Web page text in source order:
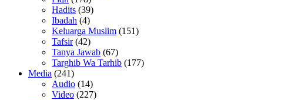
Hadits (39)
Ibadah (4)
Keluarga Muslim (151)
Tafsir(42)
Tanya Jawab (67)
Targhib Wa Tarhib (177)
Media (241)
Audio (14)
Video (227)